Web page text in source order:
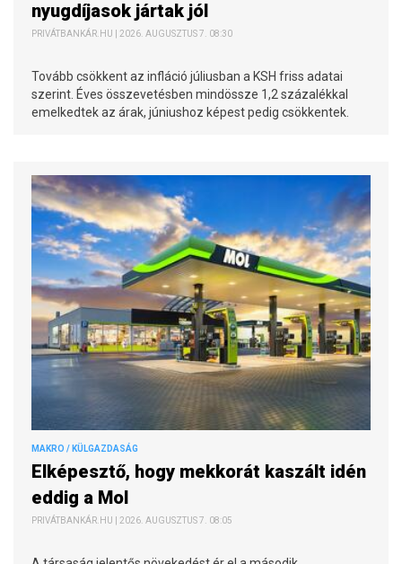
nyugdíjasok jártak jól
PRIVÁTBANKÁR.HU | 2026. AUGUSZTUS 7. 08:30
Tovább csökkent az infláció júliusban a KSH friss adatai
szerint. Éves összevetésben mindössze 1,2 százalékkal
emelkedtek az árak, júniushoz képest pedig csökkentek.
MAKRO / KÜLGAZDASÁG
Elképesztő, hogy mekkorát kaszált idén
eddig a Mol
PRIVÁTBANKÁR.HU | 2026. AUGUSZTUS 7. 08:05